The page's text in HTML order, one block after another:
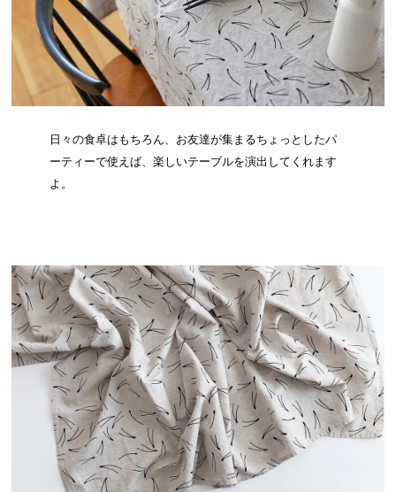
日々の食卓はもちろん、お友達が集まるちょっとしたパ
ーティーで使えば、楽しいテーブルを演出してくれます
よ。